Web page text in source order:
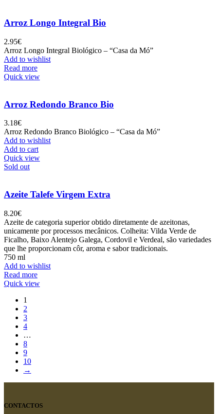
Arroz Longo Integral Bio
2.95€
Arroz Longo Integral Biológico – “Casa da Mó”
Add to wishlist
Read more
Quick view
Arroz Redondo Branco Bio
3.18€
Arroz Redondo Branco Biológico – “Casa da Mó”
Add to wishlist
Add to cart
Quick view
Sold out
Azeite Talefe Virgem Extra
8.20€
Azeite de categoria superior obtido diretamente de azeitonas,
unicamente por processos mecânicos. Colheita: Vilda Verde de
Ficalho, Baixo Alentejo Galega, Cordovil e Verdeal, são variedades
que lhe proporcionam côr, aroma e sabor tradicionais.
750 ml
Add to wishlist
Read more
Quick view
1
2
3
4
…
8
9
10
→
CONTACTOS